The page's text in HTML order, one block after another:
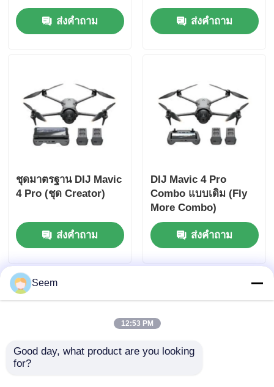
ใบพัดแบบปรับแต่งได้
ส่งคำถาม
Matrice 4E 4t UAV
อเนกประสงค์พร้อมกล้อง
มุมกว้าง
ส่งคำถาม
ชุดมาตรฐาน DIJ Mavic
4 Pro (ชุด Creator)
ส่งคำถาม
DIJ Mavic 4 Pro
Combo แบบเดิม (Fly
More Combo)
ส่งคำถาม
Seem
12:53 PM
Good day, what product are you looking
for?